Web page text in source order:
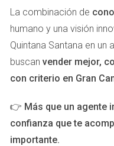
su tranquilidad al saber
La Pareja López
Los López siempre
suficientes hasta que
La combinación de
humano y una visión
Quintana Santana en
buscan vender mejor,
con criterio en Gran
👉 Más que un agente
confianza que te
importante.